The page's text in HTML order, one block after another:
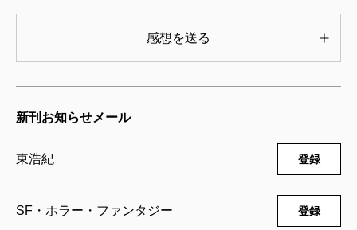
子は、ロスマク『一瞬の敵』（一九六八）のプロ
だった（村上春樹の「三五歳問題」）。さらに本
書の第二部で明かされる出来事の一部は、ロスマ
ク夫人だったマーガレット・ミラー『まるで天使
のような』（一九六二）の挿話と近接している。
したがって、『ＱＦ』という物語を支配するＺ型
感想を送る
新刊お知らせメール
東浩紀 登録
SF・ホラー・ファンタジー 登録